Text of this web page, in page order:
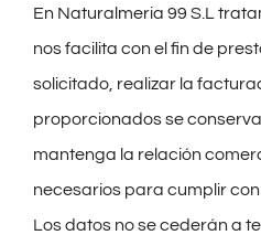
En Naturalmeria 99 S.L
nos facilita con el fin de
solicitado, realizar la
proporcionados se
mantenga la relación
necesarios para cumplir
Los datos no se cederán a